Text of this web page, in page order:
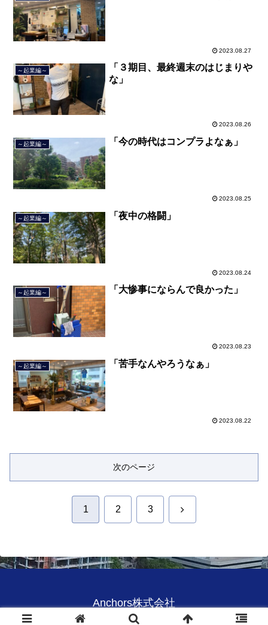
2023.08.27
～起業編～
「３期目、最終週末のはじまりや
な」
2023.08.26
～起業編～ 「今の時代はコンプラよなぁ」
2023.08.25
～起業編～ 「夜中の格闘」
2023.08.24
～起業編～ 「大惨事にならんで良かった」
2023.08.23
～起業編～ 「苦手なんやろうなぁ」
2023.08.22
次のページ
1 2 3 次
Anchors株式会社
© 2020 Anchors株式会社.